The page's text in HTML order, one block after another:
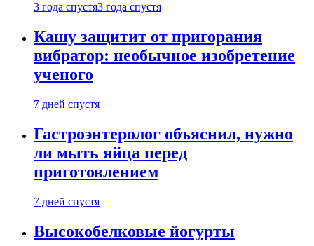
3 года спустя3 года спустя
Кашу защитит от пригорания
вибратор: необычное изобретение
ученого
7 дней спустя
Гастроэнтеролог объяснил, нужно
ли мыть яйца перед
приготовлением
7 дней спустя
Высокобелковые йогурты